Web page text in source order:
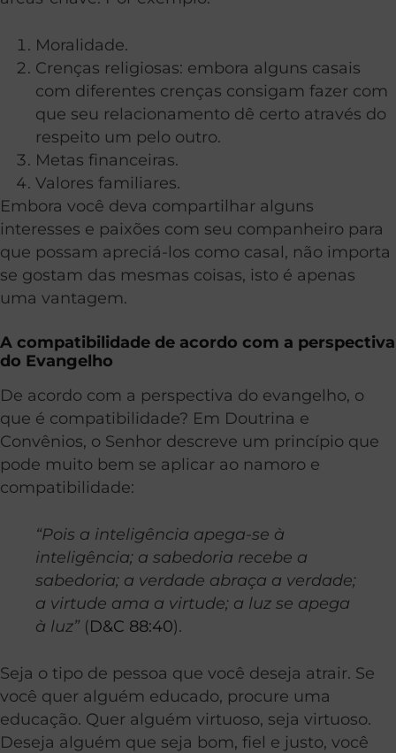
Moralidade.
Crenças religiosas: embora alguns casais
com diferentes crenças consigam fazer com
que seu relacionamento dê certo através do
respeito um pelo outro.
Metas financeiras.
Valores familiares.
Embora você deva compartilhar alguns
interesses e paixões com seu companheiro para
que possam apreciá-los como casal, não importa
se gostam das mesmas coisas, isto é apenas
uma vantagem.
A compatibilidade de acordo com a perspectiva
do Evangelho
De acordo com a perspectiva do evangelho, o
que é compatibilidade? Em Doutrina e
Convênios, o Senhor descreve um princípio que
pode muito bem se aplicar ao namoro e
compatibilidade:
“Pois a inteligência apega-se à
inteligência; a sabedoria recebe a
sabedoria; a verdade abraça a verdade;
a virtude ama a virtude; a luz se apega
à luz”(D&C 88:40).
Seja o tipo de pessoa que você deseja atrair. Se
você quer alguém educado, procure uma
educação. Quer alguém virtuoso, seja virtuoso.
Deseja alguém que seja bom, fiel e justo, você